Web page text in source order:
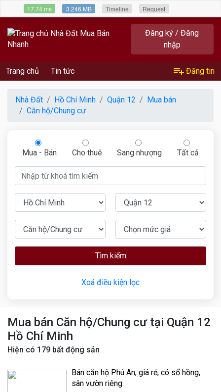
Đăng ký / Đăng
nhập
Trang chủ Tin tức Đăng tin
Nhà Đất Hồ Chí Minh Quận 12
Mua bán
Căn hộ/Chung cư
Mua - Bán Cho thuê Sang nhượng Tất cả
Tìm kiếm
Xoá điều kiện lọc
Mua bán Căn hộ/Chung cư tại Quận 12
Hồ Chí Minh
Hiện có 179 bất động sản
Bán căn hộ Phú An, giá rẻ, có sổ hồng,
sân vườn riêng.
17.74 ms 3.246 MB Timeline Request